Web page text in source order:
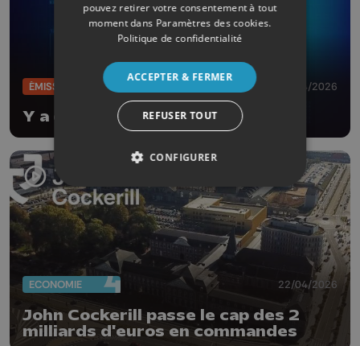
ÉMISSIONS 29/04/2026
Y a de l'Eco
ECONOMIE 22/04/2026
John Cockerill passe le cap des 2
milliards d'euros en commandes
pouvez retirer votre consentement à tout
moment dans Paramètres des cookies.
Politique de confidentialité
ACCEPTER & FERMER
REFUSER TOUT
CONFIGURER